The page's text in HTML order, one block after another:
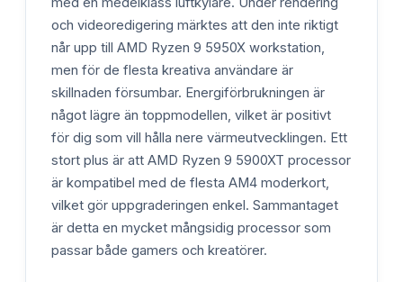
och videoredigering märktes att den inte riktigt
når upp till AMD Ryzen 9 5950X workstation,
men för de flesta kreativa användare är
skillnaden försumbar. Energiförbrukningen är
något lägre än toppmodellen, vilket är positivt
för dig som vill hålla nere värmeutvecklingen. Ett
stort plus är att AMD Ryzen 9 5900XT processor
är kompatibel med de flesta AM4 moderkort,
vilket gör uppgraderingen enkel. Sammantaget
är detta en mycket mångsidig processor som
passar både gamers och kreatörer.